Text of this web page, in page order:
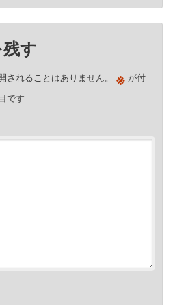
す
されることはありません。 ※ が付
です